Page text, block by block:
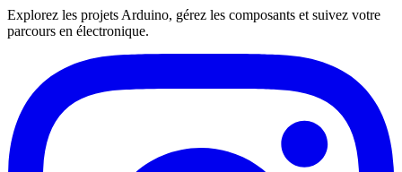
Explorez les projets Arduino, gérez les composants et suivez votre
parcours en électronique.